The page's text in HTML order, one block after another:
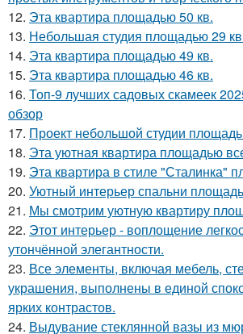
12. Эта квартира площадью 50 кв.
13. Небольшая студия площадью 29
14. Эта квартира площадью 49 кв.
15. Эта квартира площадью 46 кв.
16. Топ-9 лучших садовых скамеек
обзор
17. Проект небольшой студии
18. Эта уютная квартира площадью
19. Эта квартира в стиле "Сталинка"
20. Уютный интерьер спальни
21. Мы смотрим уютную квартиру
22. Этот интерьер - воплощение
утончённой элегантности.
23. Все элементы, включая мебель,
украшения, выполнены в единой
ярких контрастов.
24. Выдувание стеклянной вазы из